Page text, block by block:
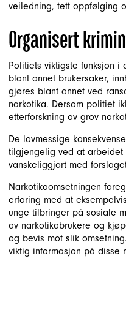
veiledning, tett oppfølging
Organisert
Politiets viktigste funksjon i
blant annet brukersaker,
gjøres blant annet ved
narkotika. Dersom politiet
etterforskning av grov
De lovmessige
tilgjengelig ved at
vanskeliggjort med
Narkotikaomsetningen
erfaring med at
unge tilbringer på sosiale
av narkotikabrukere og
og bevis mot slik
viktig informasjon på disse